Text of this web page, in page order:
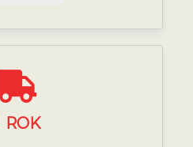
ROK